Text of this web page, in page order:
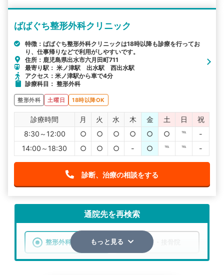
ばばぐち整形外科クリニック
特徴：ばばぐち整形外科クリニックは18時以降も診療を行ってお
り、仕事帰りなどで利用がしやすいです。
住所：鹿児島県出水市六月田町711
最寄り駅： 米ノ津駅 出水駅 西出水駅
アクセス：米ノ津駅から車で4分
診療科目： 整形外科
整形外科 土曜日 18時以降OK
診療時間 月 火 水 木 金 土 日
祝
8:30～12:00
○ ○ ○ ○ ○ ○ ℡
-
14:00～18:30
○ ○ ○ - ○ ℡ ℡ -
診断、治療の相談をする
通院先を再検索
整形外科 整骨院・接骨院
もっと見る